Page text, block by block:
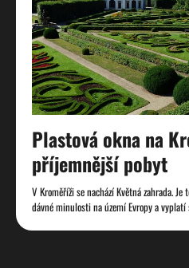
Plastová okna na
příjemnější pobyt
V Kroměříži se nachází Květná zahrada.
dávné minulosti na území Evropy a vyplatí